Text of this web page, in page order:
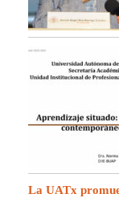
La UATx